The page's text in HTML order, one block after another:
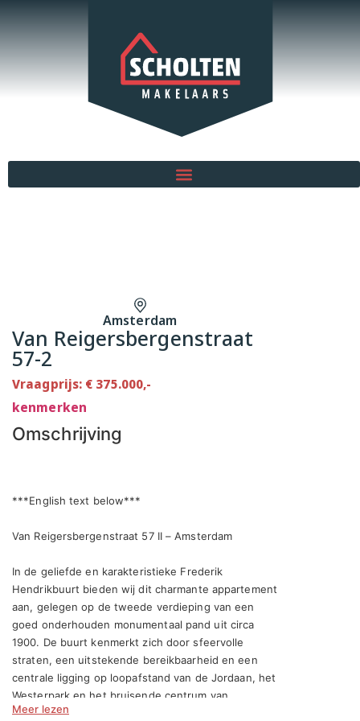
Amsterdam
Van Reigersbergenstraat
57-2
Vraagprijs: € 375.000,-
kenmerken
Omschrijving
***English text below***
Van Reigersbergenstraat 57 II – Amsterdam
In de geliefde en karakteristieke Frederik
Hendrikbuurt bieden wij dit charmante appartement
aan, gelegen op de tweede verdieping van een
goed onderhouden monumentaal pand uit circa
1900. De buurt kenmerkt zich door sfeervolle
straten, een uitstekende bereikbaarheid en een
centrale ligging op loopafstand van de Jordaan, het
Westerpark en het bruisende centrum van
Amsterdam.
Meer lezen